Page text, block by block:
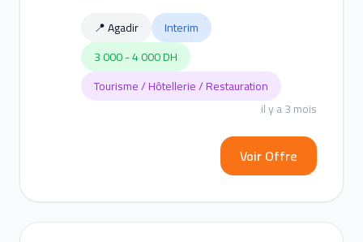
📍 Agadir
Interim
3 000 - 4 000 DH
Tourisme / Hôtellerie / Restauration
il y a 3 mois
Voir Offre